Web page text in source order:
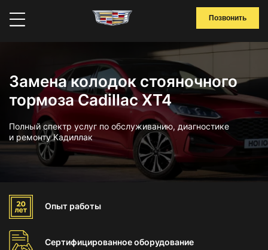
Позвонить
Замена колодок стояночного
тормоза Cadillac XT4
Полный спектр услуг по обслуживанию, диагностике
и ремонту Кадиллак
Опыт работы
Сертифицированноеоборудование